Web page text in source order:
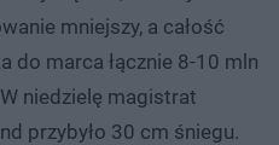
mniejszy, a całość
do marca łącznie 8-10 mln
niedzielę magistrat
przybyło 30 cm śniegu.